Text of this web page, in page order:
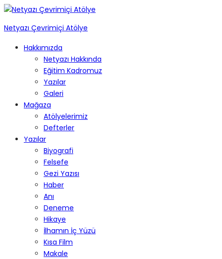
Netyazı Çevrimiçi Atölye
Hakkımızda
Netyazı Hakkında
Eğitim Kadromuz
Yazılar
Galeri
Mağaza
Atölyelerimiz
Defterler
Yazılar
Biyografi
Felsefe
Gezi Yazısı
Haber
Anı
Deneme
Hikaye
İlhamın İç Yüzü
Kısa Film
Makale